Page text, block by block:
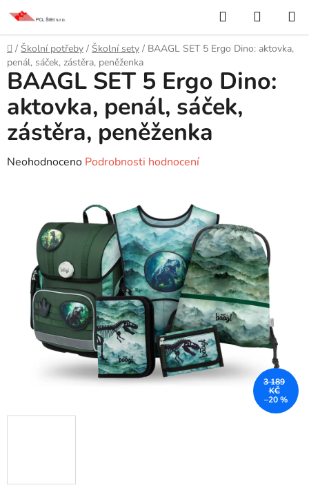
Přejít
obsah
Hledat
KOŠÍK
Domů
/ Školní potřeby / Školní sety / BAAGL SET 5 Ergo Dino: aktovka,
penál, sáček, zástěra, peněženka
BAAGL SET 5 Ergo Dino:
aktovka, penál, sáček,
zástěra, peněženka
Průměrné
hvězdiček.
Neohodnoceno Podrobnosti hodnocení
3 189
KČ
–20 %